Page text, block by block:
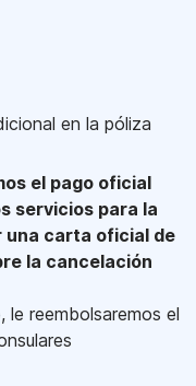
en la póliza
el pago oficial
servicios para la
una carta oficial de
la cancelación
le reembolsaremos el